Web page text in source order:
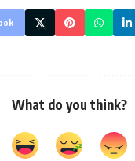
What do you think?